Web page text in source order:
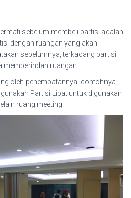
sebelum membeli partisi adalah
dengan ruangan yang akan
sebelumnya, terkadang partisi
memperindah ruangan.
oleh penempatannya, contohnya
Partisi Lipat untuk digunakan
ruang meeting.